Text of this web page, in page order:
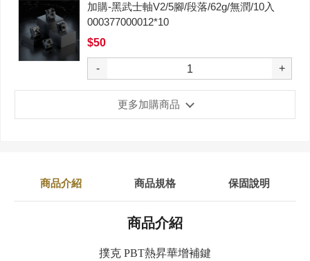
加購-黑武士軸V2/5腳/段落/62g/無潤/10入
000377000012*10
$50
- +
更多加購商品
商品介紹 商品規格 保固說明
商品介紹
撲克 PBT熱昇華增補鍵